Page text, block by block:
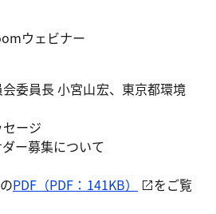
ウェビナー
委員長 小宮山宏、東京都環境
ージ
ー募集について
PDF（PDF：141KB）
をご覧